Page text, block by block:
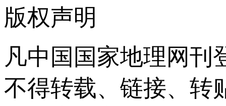
版权声明
凡中国国家地理网刊
不得转载、链接、转